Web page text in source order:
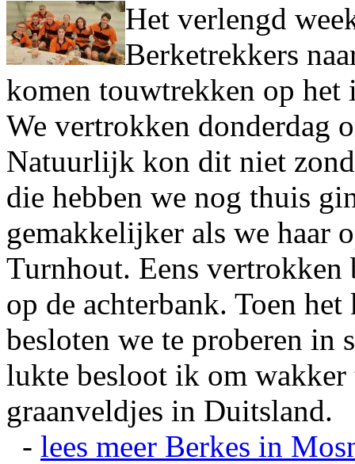
Het verlengd
Berketrekkers
komen touwtrekken op
We vertrokken donderdag
Natuurlijk kon dit niet
die hebben we nog thuis
gemakkelijker als we haar
Turnhout. Eens vertrokken
op de achterbank. Toen
besloten we te proberen in
lukte besloot ik om
graanveldjes in Duitsland.
- lees meer Berkes in